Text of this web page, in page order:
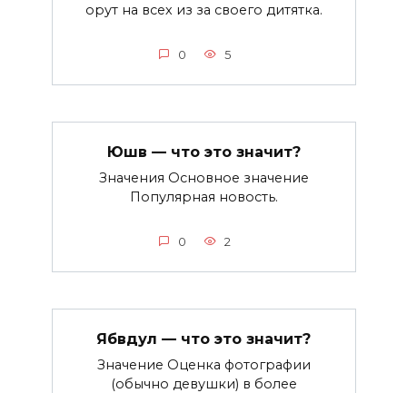
орут на всех из за своего дитятка.
0 5
Юшв — что это значит?
Значения Основное значение
Популярная новость.
0 2
Ябвдул — что это значит?
Значение Оценка фотографии
(обычно девушки) в более